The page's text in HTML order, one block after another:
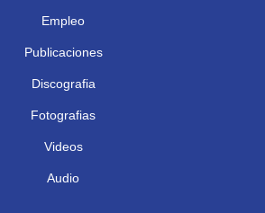
Empleo
Publicaciones
Discografia
Fotografias
Videos
Audio